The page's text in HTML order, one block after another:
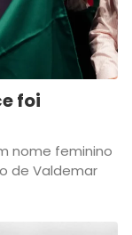
foi
nome feminino
de Valdemar